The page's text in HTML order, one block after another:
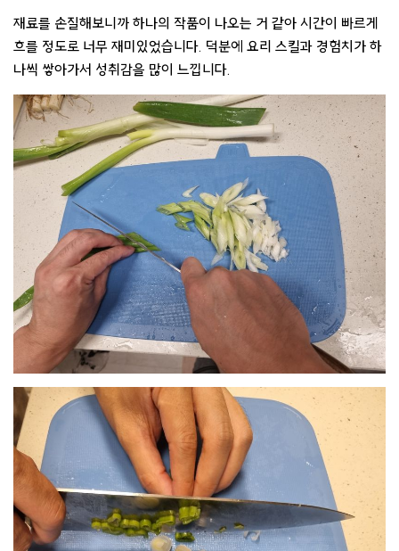
재료를 손질해보니까 하나의 작품이 나오는 거 같아 시간이 빠르게
흐를 정도로 너무 재미있었습니다. 덕분에 요리 스킬과 경험치가 하
나씩 쌓아가서 성취감을 많이 느낍니다.